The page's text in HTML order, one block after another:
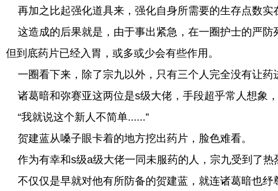
再加之比起强化道具来，强化自身所需要的生存点数实
这造成的后果就是，由于事出紧急，在一圈护士的严防
但到底药片已经入胃，或多或少会有些作用。
一圈看下来，除了宗九以外，只有三个人完全没有让药
诸葛暗和弥赛亚这两位是s级大佬，手段超乎常人想象
“我就说这个新人不简单......”
贺建蓝从嗓子眼卡着的地方挖出药片，脸色难看。
作为有幸和s级a级大佬一同未服药的人，宗九受到了热
不仅仅是早就对他有所防备的贺建蓝，就连诸葛暗也纾